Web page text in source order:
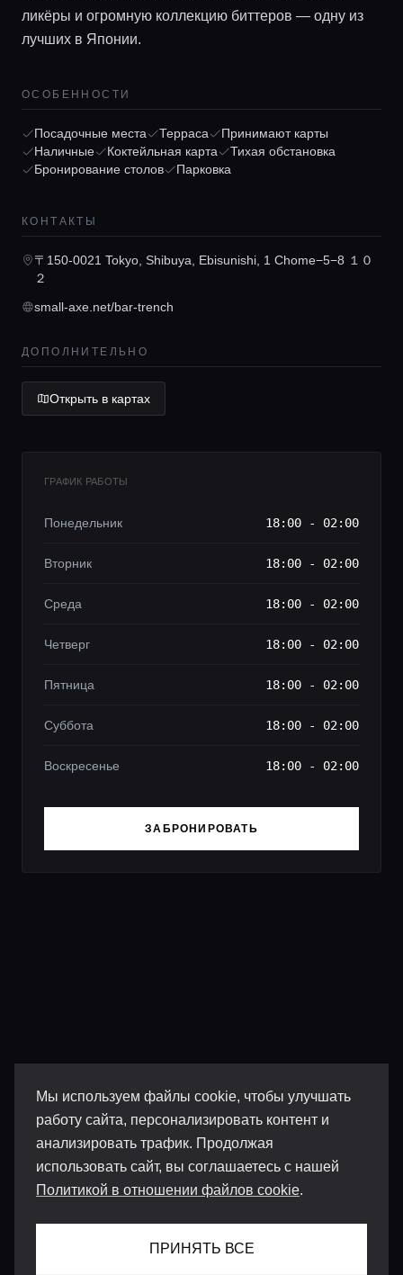
Мы используем файлы cookie, чтобы улучшать
работу сайта, персонализировать контент и
анализировать трафик. Продолжая
использовать сайт, вы соглашаетесь с нашей
Политикой в отношении файлов cookie.
ПРИНЯТЬ ВСЕ
Локации
Гиды
Консьерж сервис
ликёры и огромную коллекцию биттеров — одну из
лучших в Японии.
ОСОБЕННОСТИ
Посадочные места Терраса
Принимают карты
Наличные
Коктейльная карта
Тихая обстановка
Бронирование столов
Парковка
КОНТАКТЫ
〒150-0021 Tokyo, Shibuya, Ebisunishi, 1 Chome−5−8 １０
２
small-axe.net/bar-trench
ДОПОЛНИТЕЛЬНО
Открыть в картах
ГРАФИК РАБОТЫ
Понедельник 18:00 - 02:00
Вторник 18:00 - 02:00
Среда 18:00 - 02:00
Четверг 18:00 - 02:00
Пятница 18:00 - 02:00
Суббота 18:00 - 02:00
Воскресенье 18:00 - 02:00
ЗАБРОНИРОВАТЬ